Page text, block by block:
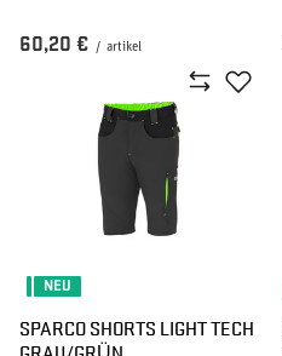
60,20 € / artikel
NEU
SPARCO SHORTS LIGHT TECH